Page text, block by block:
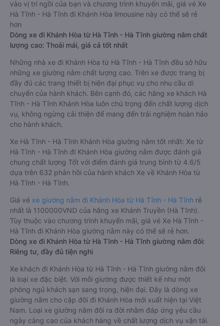
vào vị trí ngồi của bạn và chương trình khuyến mãi, giá vé Xe
Hà Tĩnh - Hà Tĩnh đi Khánh Hòa limousine này có thể sẽ rẻ
hơn
Dòng xe đi Khánh Hòa từ Hà Tĩnh - Hà Tĩnh giường nằm chất
lượng cao: Thoải mái, giá cả tốt nhất
Những nhà xe đi Khánh Hòa từ Hà Tĩnh - Hà Tĩnh đều sở hữu
những xe giường nằm chất lượng cao. Trên xe được trang bị
đầy đủ các trang thiết bị hiện đại phục vụ cho nhu cầu di
chuyển của hành khách. Bên cạnh đó, các hãng xe khách Hà
Tĩnh - Hà Tĩnh Khánh Hòa luôn chú trọng đến chất lượng dịch
vụ, không ngừng cải thiện để mang đến trải nghiệm hoàn hảo
cho hành khách.
Xe Hà Tĩnh - Hà Tĩnh Khánh Hòa giường nằm tốt nhất: Xe từ
Hà Tĩnh - Hà Tĩnh đi Khánh Hòa giường nằm được đánh giá
chung chất lượng Tốt với điểm đánh giá trung bình từ 4.6/5
dựa trên 632 phản hồi của hành khách Xe về Khánh Hòa từ
Hà Tĩnh - Hà Tĩnh.
Giá vé xe giường nằm đi Khánh Hòa từ Hà Tĩnh - Hà Tĩnh rẻ
nhất là 1100000VND của hãng xe Khánh Truyền (Hà Tĩnh).
Tùy thuộc vào chương trình khuyến mãi, giá vé Xe Hà Tĩnh -
Hà Tĩnh đi Khánh Hòa giường nằm này có thể sẽ rẻ hơn.
Dòng xe đi Khánh Hòa từ Hà Tĩnh - Hà Tĩnh giường nằm đôi:
Riêng tư, đầy đủ tiện nghi
Xe khách đi Khánh Hòa từ Hà Tĩnh - Hà Tĩnh giường nằm đôi
là loại xe đặc biệt. Với mỗi giường được thiết kế như một
phòng ngủ khách sạn sang trọng, hiện đại. Đây là dòng xe
giường nằm cho cặp đôi đi Khánh Hòa mới xuất hiện tại Việt
Nam. Loại xe giường nằm đôi ra đời nhằm đáp ứng yêu cầu
ngày càng cao của khách hàng về chất lượng dịch vụ vận tải.